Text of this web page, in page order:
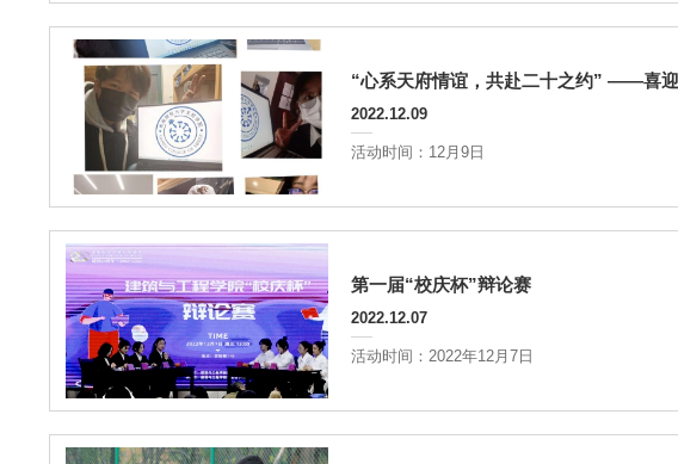
“心系天府情谊，共赴二十之约” ——喜
2022.12.09
活动时间：12月9日
第一届“校庆杯”辩论赛
2022.12.07
活动时间：2022年12月7日